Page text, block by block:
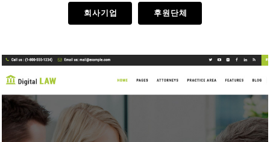
회사기업 후원단체